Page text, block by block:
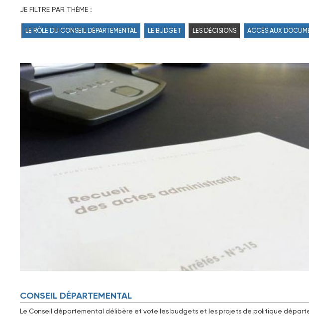
JE FILTRE PAR THÈME :
LE RÔLE DU CONSEIL DÉPARTEMENTAL LE BUDGET LES DÉCISIONS ACCÈS AUX
CONSEIL DÉPARTEMENTAL
Le Conseil départemental délibère et vote les budgets et les projets de politique